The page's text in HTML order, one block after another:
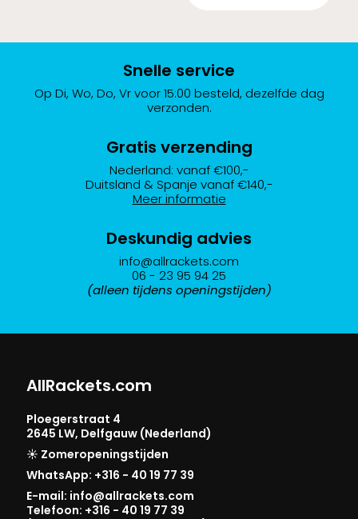
meerdere
variaties.
Deze
optie
gekozen
worden
op
variaties.
worden
Snelle service
Op Di, Wo, Do, Vr voor 15:00 besteld, dezelfde dag
verzonden.
Gratis verzending
Nederland: vanaf €100,-
Duitsland & Spanje vanaf €140,-
Meer informatie
Deskundig advies
info@allrackets.com
06 - 23 95 94 25
(alleen tijdens openingstijden)
AllRackets.com
Ploegerstraat 4
2645 LW, Delfgauw (Nederland)
☀️ Zomeropeningstijden
WhatsApp: +316 - 40 19 77 39
E-mail: info@allrackets.com
Telefoon: +316 - 40 19 77 39